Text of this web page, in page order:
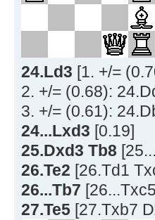
24.Ld3 [1. +/=
2. +/= (0.68):
3. +/= (0.61):
24...Lxd3 [0.19]
25.Dxd3 Tb8
26.Te2 [26.Td1
26...Tb7
27.Te5 [27.Txb7